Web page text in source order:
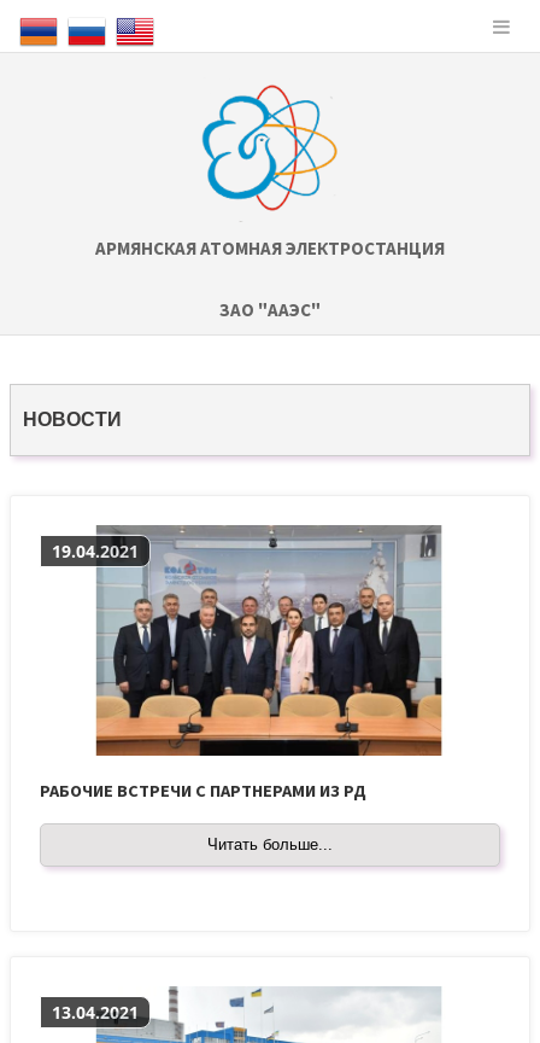
АРМЯНСКАЯ АТОМНАЯ ЭЛЕКТРОСТАНЦИЯ
ЗАО "ААЭС"
НОВОСТИ
19.04.2021
РАБОЧИЕ ВСТРЕЧИ С ПАРТНЕРАМИ ИЗ РД
Читать больше...
13.04.2021